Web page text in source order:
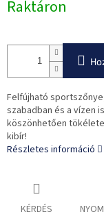
Raktáron
Felfújható
szabadban és a vízen
köszönhetően
kibír!
Részletes információ